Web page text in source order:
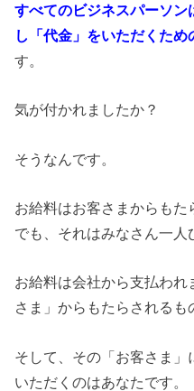
すべてのビジネスパーソ
し「代金」をいただくため
す。
気が付かれましたか？
そうなんです。
お給料はお客さまからもた
でも、それはみなさん一人
お給料は会社から支払わ
さま」からもたらされるも
そして、その「お客さま
いただくのはあなたです。